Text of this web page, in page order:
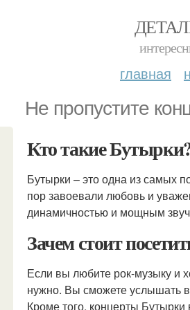
главная
Не пропустите
Кто такие
Бутырки – это одна из самых
пор завоевали любовь и
динамичностью и мощным
Зачем стоит
Если вы любите рок-музыку и
нужно. Вы сможете услышать
Кроме того, концерты